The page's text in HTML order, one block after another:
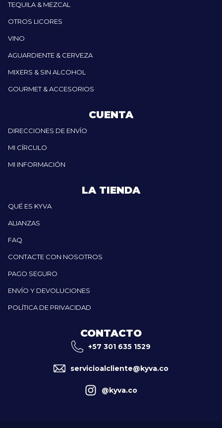
TEQUILA & MEZCAL
OTROS LICORES
VINO
AGUARDIENTE & CERVEZA
MIXERS & SIN ALCOHOL
GOURMET & ACCESORIOS
CUENTA
DIRECCIONES DE ENVÍO
MI CÍRCULO
MI INFORMACIÓN
LA TIENDA
QUÉ ES KYVA
ALIANZAS
FAQ
CONTACTE CON NOSOTROS
PAGO SEGURO
ENVÍO Y DEVOLUCIONES
POLÍTICA DE PRIVACIDAD
CONTACTO
+57 301 635 1529
servicioalcliente@kyva.co
@kyva.co